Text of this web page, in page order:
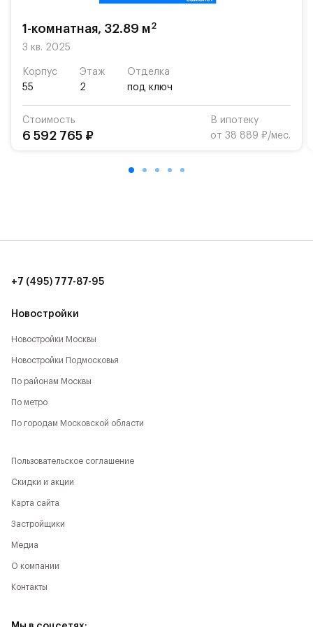
возможность посещения частной гимназии
Для автомобилистов — закрытые озеленённые
Территория квартала приватная, въезд
осуществляется по пропускам.#yan19-2r1521182#
1-комнатная, 32.89 м2
3 кв. 2025
Корпус
55
Этаж
2
Отделка
под ключ
Стоимость
6 592 765 ₽
В ипотеку
от 38 889 ₽/мес.
Новостройки
Новостройки Москвы
Новостройки Подмосковья
По районам Москвы
По метро
По городам Московской области
+7 (495) 777-87-95
Пользовательское соглашение
Скидки и акции
Карта сайта
Застройщики
Медиа
О компании
Контакты